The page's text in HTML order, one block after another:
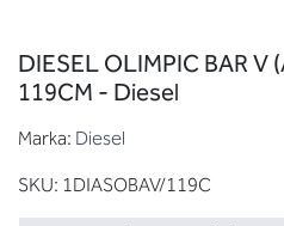
DIESEL OLIMPIC BAR V
119CM - Diesel
Marka: Diesel
SKU: 1DIASOBAV/119C